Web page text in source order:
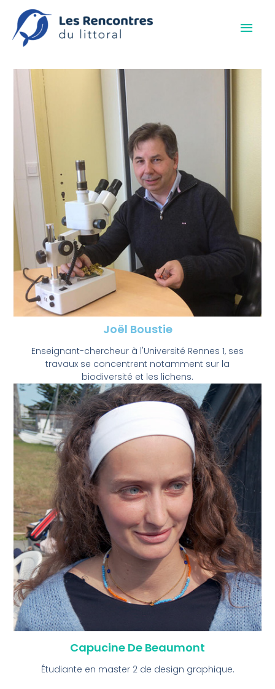
Joël Boustie
Enseignant-chercheur à l'Université Rennes 1, ses
travaux se concentrent notamment sur la
biodiversité et les lichens.
Capucine De Beaumont
Étudiante en master 2 de design graphique.